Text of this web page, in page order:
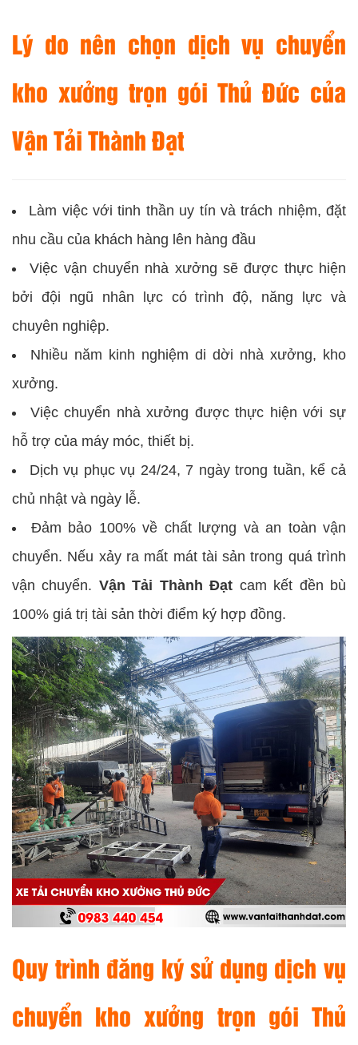
Lý do nên chọn dịch vụ chuyển
kho xưởng trọn gói Thủ Đức của
Vận Tải Thành Đạt
Làm việc với tinh thần uy tín và trách nhiệm, đặt
nhu cầu của khách hàng lên hàng đầu
Việc vận chuyển nhà xưởng sẽ được thực hiện
bởi đội ngũ nhân lực có trình độ, năng lực và
chuyên nghiệp.
Nhiều năm kinh nghiệm di dời nhà xưởng, kho
xưởng.
Việc chuyển nhà xưởng được thực hiện với sự
hỗ trợ của máy móc, thiết bị.
Dịch vụ phục vụ 24/24, 7 ngày trong tuần, kể cả
chủ nhật và ngày lễ.
Đảm bảo 100% về chất lượng và an toàn vận
chuyển. Nếu xảy ra mất mát tài sản trong quá trình
vận chuyển. Vận Tải Thành Đạt cam kết đền bù
100% giá trị tài sản thời điểm ký hợp đồng.
Quy trình đăng ký sử dụng dịch vụ
chuyển kho xưởng trọn gói Thủ